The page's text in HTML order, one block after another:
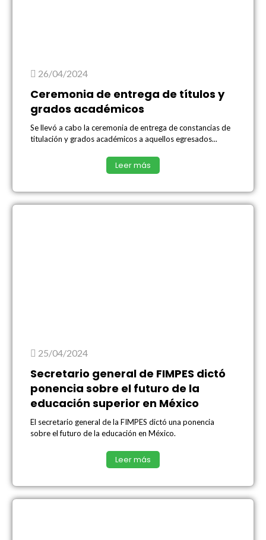
26/04/2024
Ceremonia de entrega de títulos y
grados académicos
Se llevó a cabo la ceremonia de entrega de constancias de
titulación y grados académicos a aquellos egresados...
Leer más
25/04/2024
Secretario general de FIMPES dictó
ponencia sobre el futuro de la
educación superior en México
El secretario general de la FIMPES dictó una ponencia
sobre el futuro de la educación en México.
Leer más